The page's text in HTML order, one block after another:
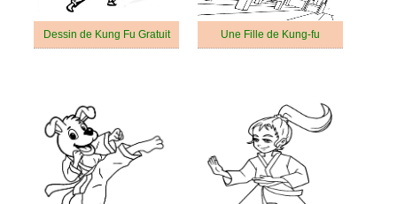
Dessin de Kung Fu Gratuit Une Fille de Kung-fu